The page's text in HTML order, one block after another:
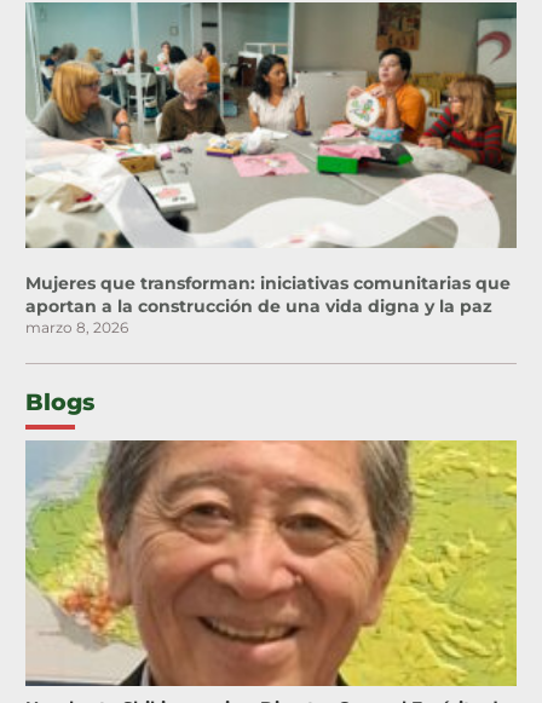
Mujeres que transforman: iniciativas comunitarias que
aportan a la construcción de una vida digna y la paz
marzo 8, 2026
Blogs